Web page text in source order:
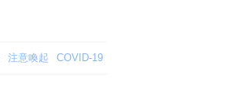
注意喚起 COVID-19